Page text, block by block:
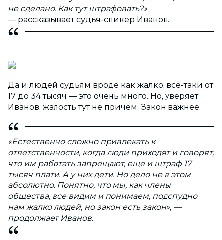
не сделано. Как тут штрафовать?»
— рассказывает судья-спикер Иванов.
Да и людей судьям вроде как жалко, все-таки от
17 до 34 тысяч — это очень много. Но, уверяет
Иванов, жалость тут не причем. Закон важнее.
«Естественно сложно привлекать к
ответственности, когда люди приходят и говорят,
что им работать запрещают, еще и штраф 17
тысяч плати. А у них дети. Но дело не в этом
абсолютно. Понятно, что мы, как члены
общества, все видим и понимаем, подспудно
нам жалко людей, но закон есть закон», —
продолжает Иванов.